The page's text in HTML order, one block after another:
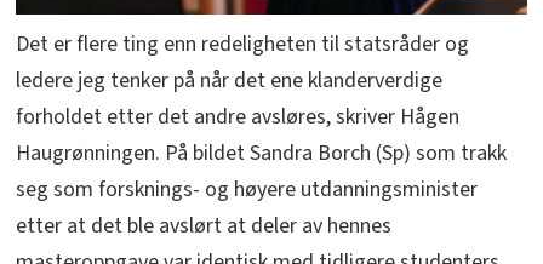
Det er flere ting enn redeligheten til statsråder og
ledere jeg tenker på når det ene klanderverdige
forholdet etter det andre avsløres, skriver Hågen
Haugrønningen. På bildet Sandra Borch (Sp) som trakk
seg som forsknings- og høyere utdanningsminister
etter at det ble avslørt at deler av hennes